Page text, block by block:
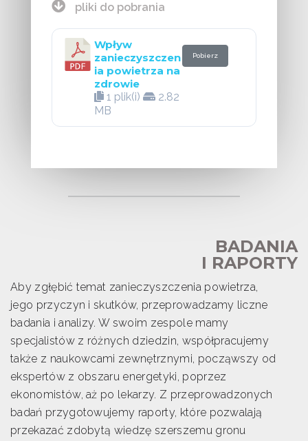
pliki do pobrania
Wpływ
zanieczyszczen
ia powietrza na
zdrowie
1 plik(i)
2.82
MB
Pobierz
BADANIA
I RAPORTY
Aby zgłębić temat zanieczyszczenia powietrza,
jego przyczyn i skutków, przeprowadzamy liczne
badania i analizy. W swoim zespole mamy
specjalistów z różnych dziedzin, współpracujemy
także z naukowcami zewnętrznymi, począwszy od
ekspertów z obszaru energetyki, poprzez
ekonomistów, aż po lekarzy. Z przeprowadzonych
badań przygotowujemy raporty, które pozwalają
przekazać zdobytą wiedzę szerszemu gronu